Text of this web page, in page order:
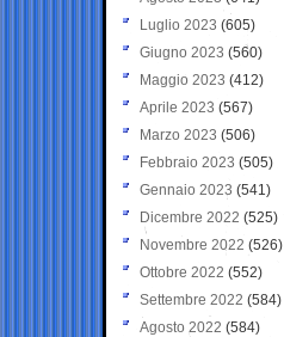
Luglio 2023 (605)
Giugno 2023 (560)
Maggio 2023 (412)
Aprile 2023 (567)
Marzo 2023 (506)
Febbraio 2023 (505)
Gennaio 2023 (541)
Dicembre 2022 (525)
Novembre 2022 (526)
Ottobre 2022 (552)
Settembre 2022 (584)
Agosto 2022 (584)